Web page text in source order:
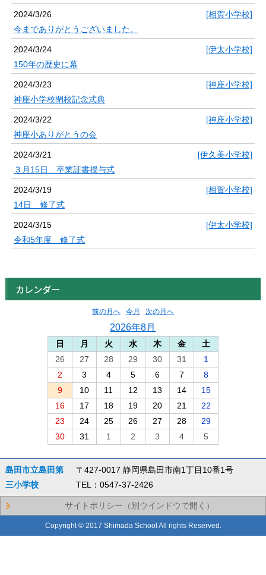
2024/3/26
[相賀小学校]
今までありがとうございました。
2024/3/24
[伊太小学校]
150年の歴史に幕
2024/3/23
[神座小学校]
神座小学校閉校記念式典
2024/3/22
[神座小学校]
神座小ありがとうの会
2024/3/21
[伊久美小学校]
３月15日 卒業証書授与式
2024/3/19
[相賀小学校]
14日 修了式
2024/3/15
[伊太小学校]
令和5年度 修了式
カレンダー
前の月へ 今月 次の月へ
2026年8月
日 月 火 水 木 金
土
26
27 28 29 30 31
1
2
3 4 5 6 7
8
9
10 11 12 13 14
15
16
17 18 19 20 21
22
23
24 25 26 27 28
29
30
31 1 2 3 4 5
島田市立島田第
三小学校
〒427-0017 静岡県島田市南1丁目10番1号
TEL：0547-37-2426
サイトポリシー（別ウインドウで開く）
Copyright © 2017 Shimada School All rights Reserved.